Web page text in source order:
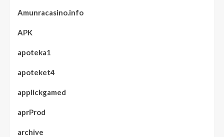
Amunracasino.info
APK
apoteka1
apoteket4
applickgamed
aprProd
archive